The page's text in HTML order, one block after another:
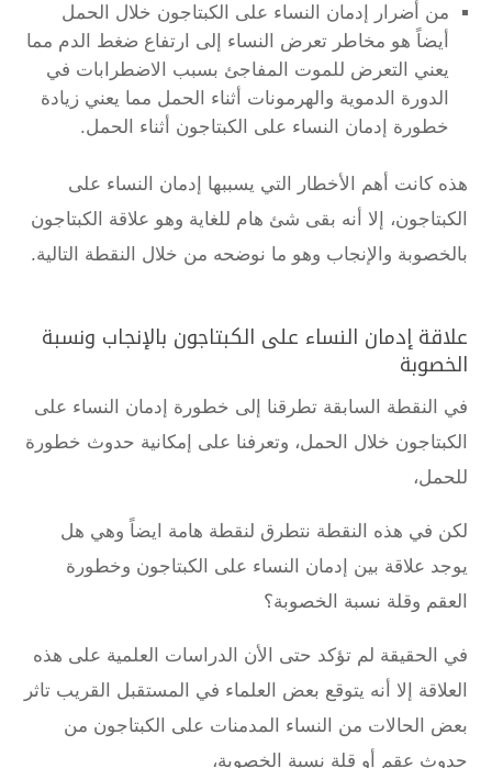
من أضرار إدمان النساء على الكبتاجون خلال الحمل
أيضاً هو مخاطر تعرض النساء إلى ارتفاع ضغط الدم مما
يعني التعرض للموت المفاجئ بسبب الاضطرابات في
الدورة الدموية والهرمونات أثناء الحمل مما يعني زيادة
خطورة إدمان النساء على الكبتاجون أثناء الحمل.
هذه كانت أهم الأخطار التي يسببها إدمان النساء على
الكبتاجون، إلا أنه بقى شئ هام للغاية وهو علاقة الكبتاجون
بالخصوبة والإنجاب وهو ما نوضحه من خلال النقطة التالية.
علاقة إدمان النساء على الكبتاجون بالإنجاب ونسبة
الخصوبة
في النقطة السابقة تطرقنا إلى خطورة إدمان النساء على
الكبتاجون خلال الحمل، وتعرفنا على إمكانية حدوث خطورة
للحمل،
لكن في هذه النقطة نتطرق لنقطة هامة ايضاً وهي هل
يوجد علاقة بين إدمان النساء على الكبتاجون وخطورة
العقم وقلة نسبة الخصوبة؟
في الحقيقة لم تؤكد حتى الأن الدراسات العلمية على هذه
العلاقة إلا أنه يتوقع بعض العلماء في المستقبل القريب تاثر
بعض الحالات من النساء المدمنات على الكبتاجون من
حدوث عقم أو قلة نسبة الخصوبة،